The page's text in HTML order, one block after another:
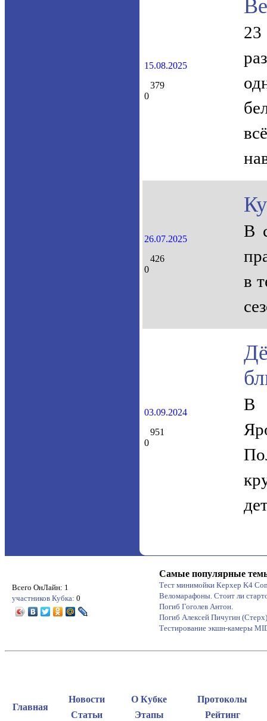
15.08.2025
379
0
23
26.07.2025
426
0
В
в
03.09.2024
951
0
В
Всего ОнЛайн: 1
участников Кубка: 0
Самые популярные
Тест минимойки Керхер K4
Веломарафоны. Стоит ли
Погиб Гоголев Антон.
Погиб Алексей Пичугин (Стерх)
Тестирование экшн-камеры
Главная
Новости О Кубке
Протоколы
Статьи
Этапы Рейтинг